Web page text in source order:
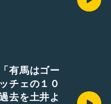
有馬はゴー
チェの１０
去を土井よ